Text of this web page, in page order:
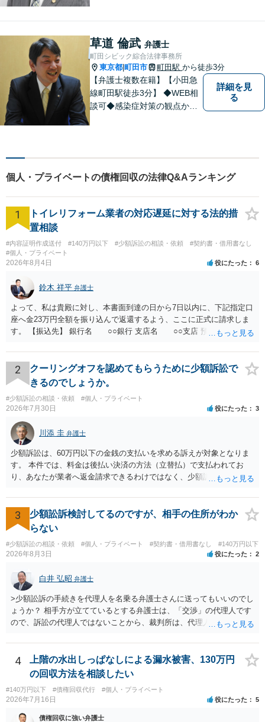
婚・男女問題 交通事故 成
年後見 刑事弁護・被害者代
理
草道 倫武 弁護士
町田シビック綜合法律事務所
東京都 町田市 町田駅 から徒歩3分
【弁護士複数在籍】【小田急
線町田駅徒歩3分】 ◆WEB相
談可◆感染症対策の観点から
詳細を見
る
個人・プライベートの債権回収の法律Q&Aランキング
1
トイレリフォーム業者の対応遅延に対する法的措
置相談
#内容証明作成送付 #140万円以下 #少額訴訟の相談・依頼
#契約書・借用書なし
#個人・プライベート
2026年8月4日 役にたった 6
鈴木 祥平 弁護士
よって、私は貴殿に対し、本書面到達の日から7日以内に、下記指定口
座へ金23万円全額を振り込んで返還するよう、ここに正式に請求しま
す。 【振込先】 銀行名 ○○銀行 支店名 ○○支店 預金種別 普通
されない場合には、貴殿には任意に返金する意思がないものと判断
し、やむを得ず、返還金23万円及びこれに対する遅延損害金の支払い
を求める民事訴訟、支払督促その他必要な法的手続を直ちに講じま
す。 その際には、訴訟に要する費用その他法令上認められる金員につ
いても併せて請求する予定ですので、あらかじめ申し添えます。 本件
は、貴殿自らが契約を解約したことによって生じた返還義務の履行を
求めるものにすぎません。貴殿の仕入先との取引関係や返金時期など
の内部事情は、私に対する返還義務の発生や履行時期には何ら影響を
及ぼすものではありません。 これ以上、本件の解決を不必要に遅延さ
せることなく、誠意をもって速やかに返金手続を履行されるよう、強
く求めます。 以上
2
クーリングオフを認めてもらうために少額訴訟で
きるのでしょうか。
#少額訴訟の相談・依頼 #個人・プライベート
2026年7月30日 役にたった 3
川添 圭 弁護士
少額訴訟は、60万円以下の金銭の支払いを求める訴えが対象となりま
す。 本件では、料金は後払い決済の方法（立替払）で支払われてお
り、あなたが業者へ返金請求できるわけではなく、少額訴訟は使えな
在確認請求訴訟を提起することも考えられますが、まずは後払い決済
業者へ（原契約のクーリング・オフの証拠の写しとともに）支払拒絶
の通知書を送り、もし訴訟や支払督促を行ってきた場合には全面的に
争う、というやり方がベターではないかと思います。弁護士会の相談
センター等で、消費者問題に強い弁護士（消費者保護委員会に所属し
ているなど）へ相談されることをお勧めします。
3
少額訟訴検討してるのですが、相手の住所がわか
らない
#少額訴訟の相談・依頼 #個人・プライベート #契約書・借用書なし #140万円以下
2026年8月3日 役にたった 2
白井 弘昭 弁護士
>少額訟訴の手続きを代理人を名乗る弁護士さんに送ってもいいのでし
ょうか？ 相手方が立てているとする弁護士は、「交渉」の代理人です
ので、訴訟の代理人ではないことから、裁判所は、代理人宛ての訴状
ている場合は、相手方（被告）の住所で訴状を作成提出し、裁判所に
代理人が就いていたことを知らせると（訴状の記載内容から明らかな
場合も）、裁判所が当該代理人弁護士に事前連絡し、引き続き訴訟も
受任するかを聞いたうえで、受任の意志が明らかになったところで、
直接被告に送達するのではなく、代理人に訴状の受領を促すこともあ
ります。 ラインのやり取りでしか証拠がないと、実際の本人性が明ら
かではありません。もちろん弁護士（２０万円の請求で代理人弁護士
4
上階の水出しっぱなしによる漏水被害、130万円
の回収方法を相談したい
#140万円以下 #債権回収代行 #個人・プライベート
2026年7月16日 役にたった 5
債権回収に強い弁護士